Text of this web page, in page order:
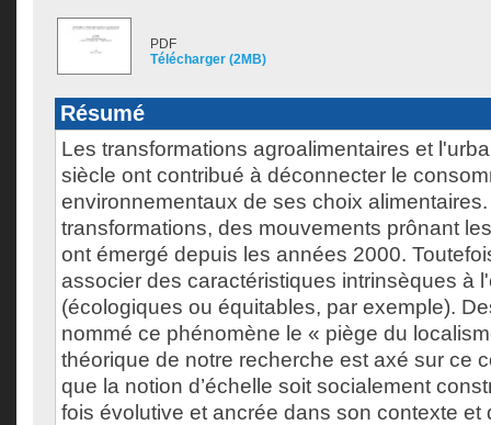
PDF
Télécharger (2MB)
Résumé
Les transformations agroalimentaires et
siècle ont contribué à déconnecter le
environnementaux de ses choix
transformations, des mouvements prônant
ont émergé depuis les années 2000.
associer des caractéristiques intrinsèques à
(écologiques ou équitables, par exemple).
nommé ce phénomène le « piège du
théorique de notre recherche est axé sur ce
que la notion d’échelle soit socialement
fois évolutive et ancrée dans son contexte et